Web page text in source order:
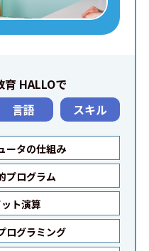
HALLOで
言語 スキル
ータの仕組み
プログラム
ット演算
ログラミング